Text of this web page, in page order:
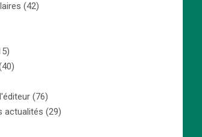
(42)
(76)
actualités (29)